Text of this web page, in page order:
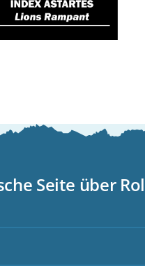
Seite über